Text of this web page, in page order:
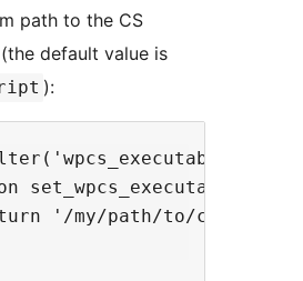
path to the CS
default value is
):
'/my/path/to/